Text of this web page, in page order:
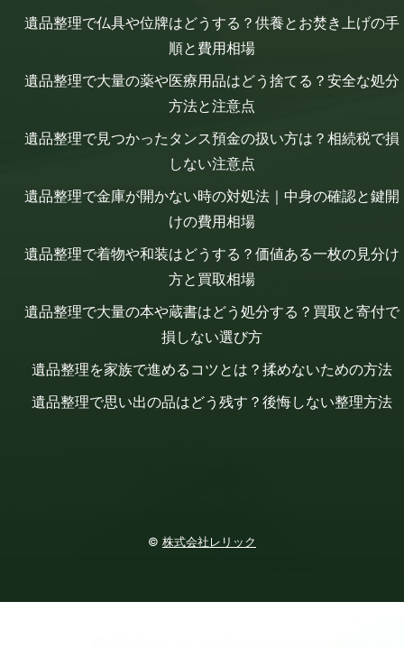
遺品整理で仏具や位牌はどうする？供養とお焚き上げの手
順と費用相場
遺品整理で大量の薬や医療用品はどう捨てる？安全な処分
方法と注意点
遺品整理で見つかったタンス預金の扱い方は？相続税で損
しない注意点
遺品整理で金庫が開かない時の対処法｜中身の確認と鍵開
けの費用相場
遺品整理で着物や和装はどうする？価値ある一枚の見分け
方と買取相場
遺品整理で大量の本や蔵書はどう処分する？買取と寄付で
損しない選び方
遺品整理を家族で進めるコツとは？揉めないための方法
遺品整理で思い出の品はどう残す？後悔しない整理方法
© 株式会社レリック